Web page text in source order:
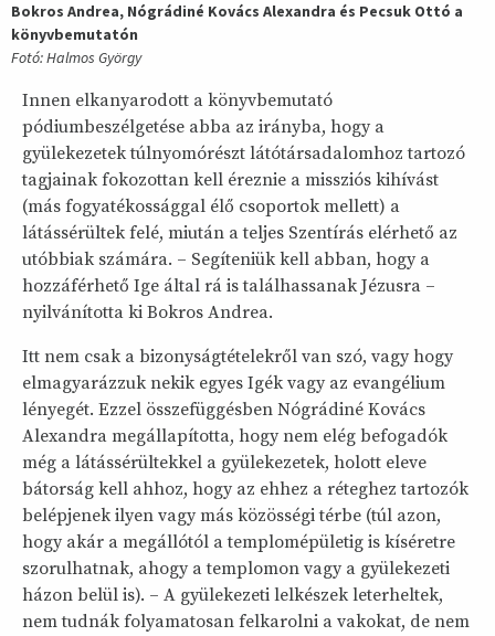
Bokros Andrea, Nógrádiné Kovács Alexandra és Pecsuk Ottó a
könyvbemutatón
Fotó: Halmos György
Innen elkanyarodott a könyvbemutató
pódiumbeszélgetése abba az irányba, hogy a
gyülekezetek túlnyomórészt látótársadalomhoz tartozó
tagjainak fokozottan kell éreznie a missziós kihívást
(más fogyatékossággal élő csoportok mellett) a
látássérültek felé, miután a teljes Szentírás elérhető az
utóbbiak számára. – Segíteniük kell abban, hogy a
hozzáférhető Ige által rá is találhassanak Jézusra –
nyilvánította ki Bokros Andrea.
Itt nem csak a bizonyságtételekről van szó, vagy hogy
elmagyarázzuk nekik egyes Igék vagy az evangélium
lényegét. Ezzel összefüggésben Nógrádiné Kovács
Alexandra megállapította, hogy nem elég befogadók
még a látássérültekkel a gyülekezetek, holott eleve
bátorság kell ahhoz, hogy az ehhez a réteghez tartozók
belépjenek ilyen vagy más közösségi térbe (túl azon,
hogy akár a megállótól a templomépületig is kíséretre
szorulhatnak, ahogy a templomon vagy a gyülekezeti
házon belül is). – A gyülekezeti lelkészek leterheltek,
nem tudnák folyamatosan felkarolni a vakokat, de nem